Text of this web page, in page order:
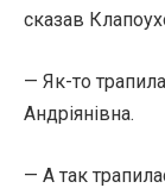
сказав
— Як-то
Андріянівна.
— А так